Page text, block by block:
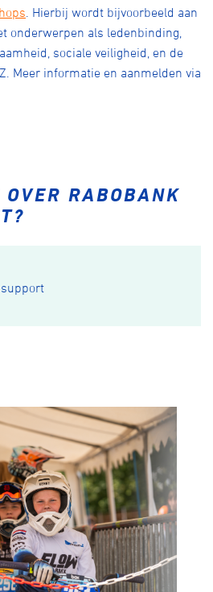
. Hierbij wordt bijvoorbeeld aan
onderwerpen als ledenbinding,
sociale veiligheid, en de
Meer informatie en aanmelden via
RABOBANK